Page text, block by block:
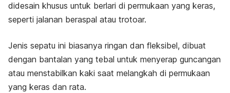
didesain khusus untuk berlari di permukaan yang keras,
seperti jalanan beraspal atau trotoar.
Jenis sepatu ini biasanya ringan dan fleksibel, dibuat
dengan bantalan yang tebal untuk menyerap guncangan
atau menstabilkan kaki saat melangkah di permukaan
yang keras dan rata.